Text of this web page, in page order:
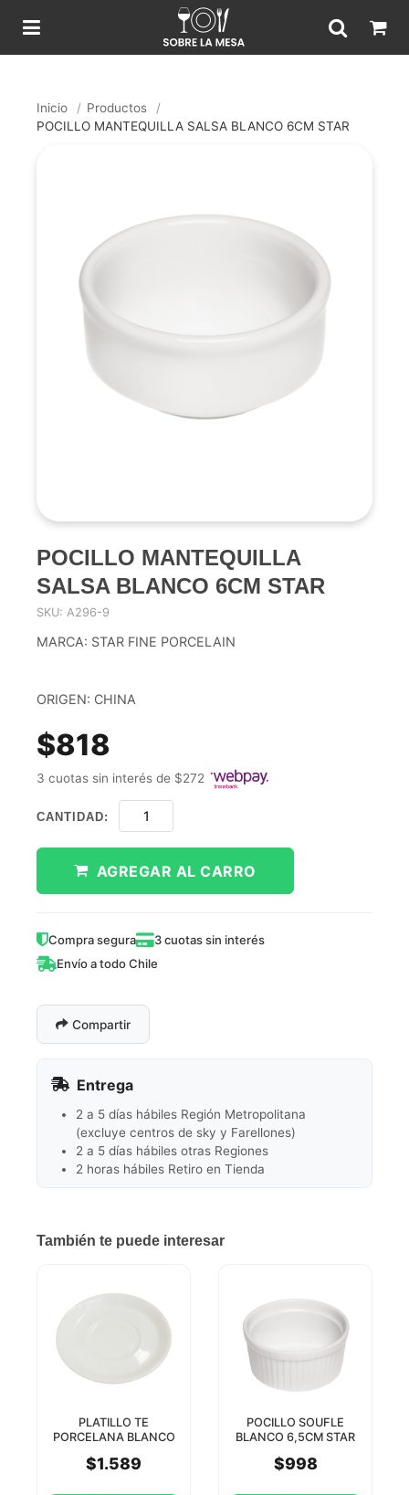
Inicio / Productos
/
POCILLO MANTEQUILLA SALSA BLANCO 6CM STAR
POCILLO MANTEQUILLA
SALSA BLANCO 6CM STAR
SKU: A296-9
MARCA: STAR FINE PORCELAIN
ORIGEN: CHINA
$818
3 cuotas sin interés de $272
CANTIDAD:
AGREGAR AL CARRO
Compra segura
3 cuotas sin interés
Envío a todo Chile
Compartir
Entrega
2 a 5 días hábiles Región Metropolitana
(excluye centros de sky y Farellones)
2 a 5 días hábiles otras Regiones
2 horas hábiles Retiro en Tienda
También te puede interesar
PLATILLO TE
PORCELANA BLANCO
$1.589
POCILLO SOUFLE
BLANCO 6,5CM STAR
$998